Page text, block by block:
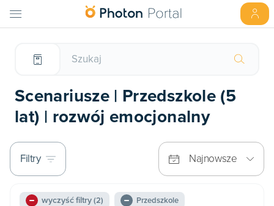
Scenariusze | Przedszkole (5
lat) | rozwój emocjonalny
Filtry Najnowsze
wyczyść filtry(2)
Przedszkole